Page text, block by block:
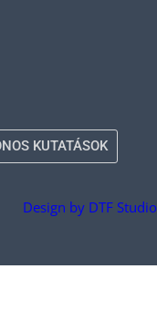
KUTATÁSOK
Design by DTF Studio